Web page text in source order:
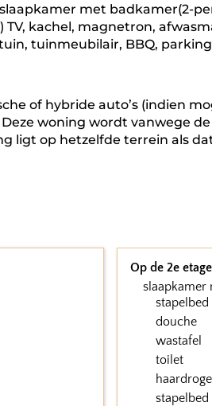
met badkamer(2-
kachel, magnetron,
tuinmeubilair, BBQ,
of hybride auto’s (indien
woning wordt vanwege
ligt op hetzelfde terrein als
Op de 2e etage
slaapkamer
stapelbed
douche
wastafel
toilet
stapelbed